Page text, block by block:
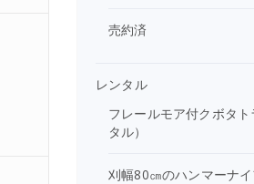
売約済
レンタル
フレールモア付クボタ
タル）
刈幅80㎝のハンマーナ